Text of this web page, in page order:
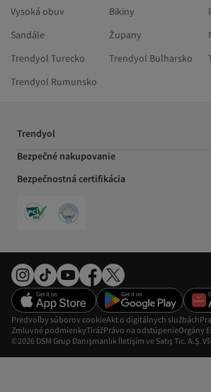
Vysoká obuv
Bikiny
Sandále
Župany
Trendyol Turecko
Trendyol Bulharsko
Trendyol Rumunsko
Trendyol
Bezpečné nakupovanie
Bezpečnostná certifikácia
©2026 DSM Grup Danışmanlık İletişim ve Satış Tic. A.Ş.
Predvoľby súborov cookieAkt o digitálnych službách
Zmluvné podmienkyTirážPrávo na odstúpenieOrgány